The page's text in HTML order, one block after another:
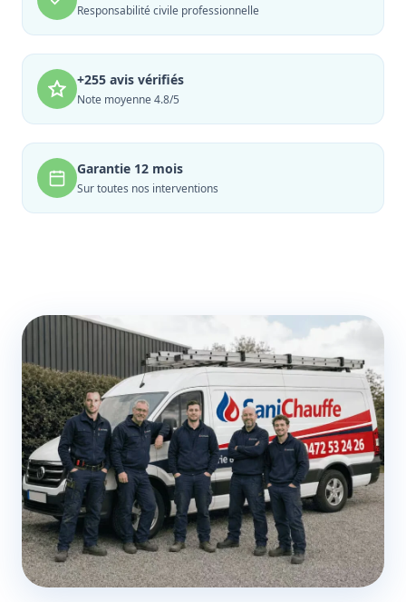
Responsabilité civile professionnelle
+255 avis vérifiés
Note moyenne 4.8/5
Garantie 12 mois
Sur toutes nos interventions